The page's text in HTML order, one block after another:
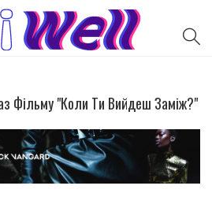
Фільму "Коли Ти Вийдеш Заміж?"